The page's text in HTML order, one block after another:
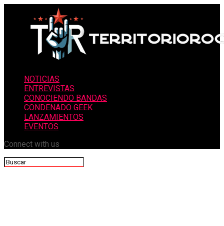
NOTICIAS
ENTREVISTAS
CONOCIENDO BANDAS
CONDENADO GEEK
LANZAMIENTOS
EVENTOS
Connect with us